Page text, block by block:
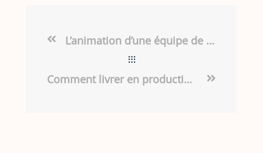
L’animation d’une équipe de coachs agiles
Comment livrer en production régulièrement sans TNR automatisés